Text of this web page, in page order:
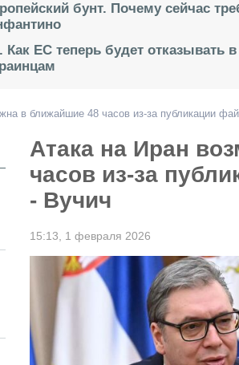
бунт. Почему сейчас
ЕС теперь будет отказывать
в ближайшие 48 часов из-за публикации
Атака на Иран
часов из-за
- Вучич
15:13, 1 февраля 2026